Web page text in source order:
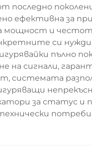
последно
ефективна за
мощност и
си
пълно
на сигнали,
системата
за статус и